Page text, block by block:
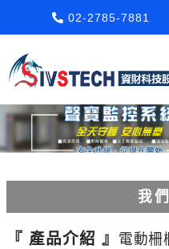
02-2785-7881
我
電動柵欄機系列
『 產品介紹 』 電動柵